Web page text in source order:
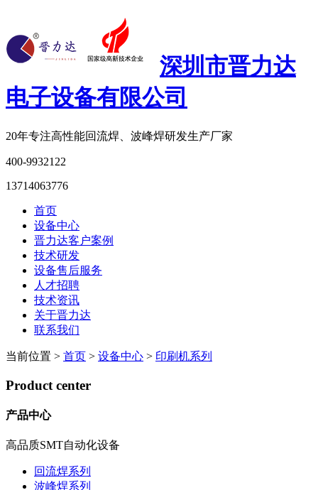
深圳市晋力达
电子设备有限公司
20年专注高性能回流焊、波峰焊研发生产厂家
400-9932122
13714063776
首页
设备中心
晋力达客户案例
技术研发
设备售后服务
人才招聘
技术资讯
关于晋力达
联系我们
当前位置 > 首页 > 设备中心 > 印刷机系列
Product center
产品中心
高品质SMT自动化设备
回流焊系列
波峰焊系列